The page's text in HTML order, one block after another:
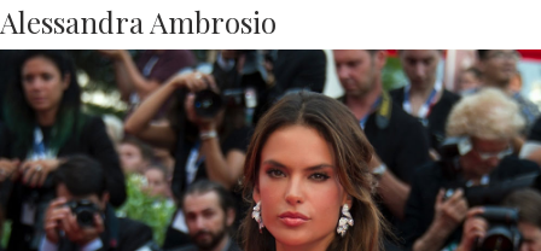
Alessandra Ambrosio